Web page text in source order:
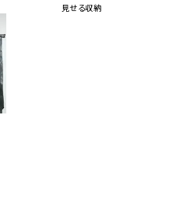
見せる収納